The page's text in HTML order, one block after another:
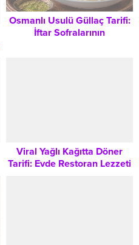
Osmanlı Usulü Güllaç Tarifi:
İftar Sofralarının
Viral Yağlı Kağıtta Döner
Tarifi: Evde Restoran Lezzeti